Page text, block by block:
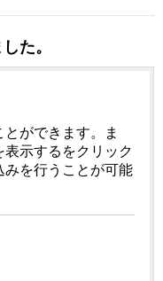
た。
ができます。ま
示するをクリック
みを行うことが可能